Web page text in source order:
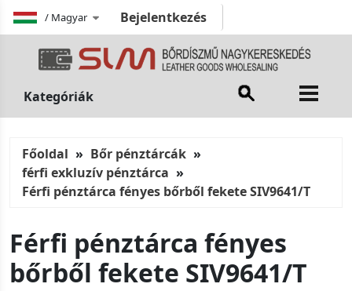
/ Magyar Bejelentkezés
Kategóriák
Főoldal
Bőr pénztárcák
férfi exkluzív pénztárca
Férfi pénztárca fényes bőrből fekete SIV9641/T
Férfi pénztárca fényes
bőrből fekete SIV9641/T